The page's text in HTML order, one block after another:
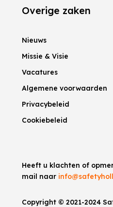
Overige zaken
Nieuws
Missie & Visie
Vacatures
Algemene voorwaarden
Privacybeleid
Cookiebeleid
Heeft u klachten of
mail naar
Copyright © 2021-2024